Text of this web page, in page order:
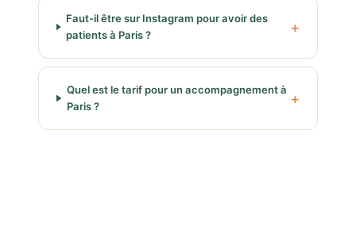
Faut-il être sur Instagram pour avoir des
patients à Paris ?
Quel est le tarif pour un accompagnement à
Paris ?